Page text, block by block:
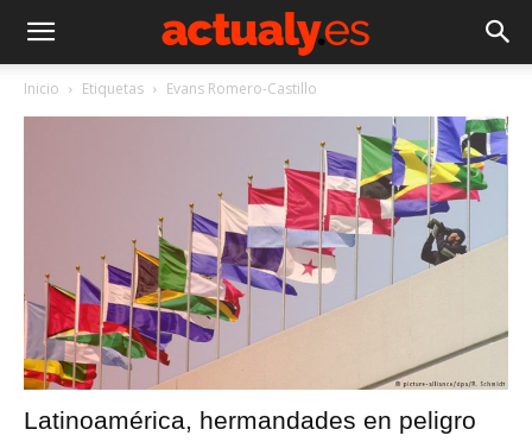
Inicio Etiquetas Evans Romero-Castillo
Latinoamérica, hermandades en peligro